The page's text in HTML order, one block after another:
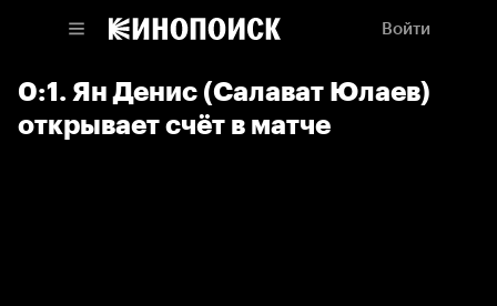
Войти
0:1. Ян Денис (Салават Юлаев)
открывает счёт в матче